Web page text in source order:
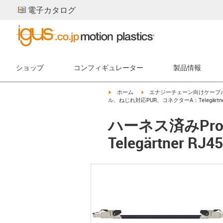
電子カタログ
ショップ コンフィギュレーター 製品情報
igus-icon-arrow-right
ホーム igus-icon-arrow-right
エナジーチェーン向けケーブ
ル、ねじれ対応PUR、コネクターA：
ハーネス済み
Telegärtner